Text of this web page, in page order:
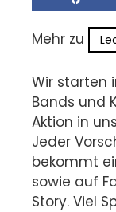
Mehr zu
Wir starten
Bands und
Aktion in
Jeder
bekommt
sowie auf
Story. Viel